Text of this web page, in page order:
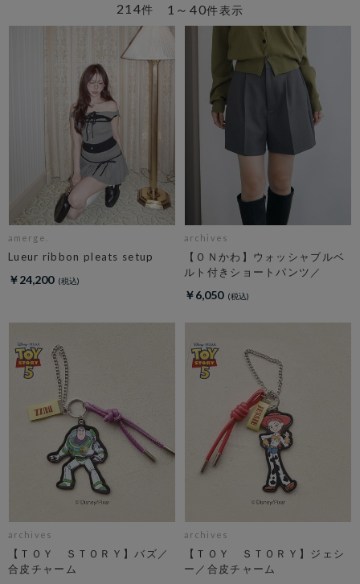
1～40件表示
214件
amerge.
Lueur ribbon pleats setup
￥24,200
archives
【ＯＮかわ】ウォッシャブルベ
ルト付きショートパンツ／
￥6,050
archives
【ＴＯＹ ＳＴＯＲＹ】バズ／
合皮チャーム
archives
【ＴＯＹ ＳＴＯＲＹ】ジェシ
ー／合皮チャーム